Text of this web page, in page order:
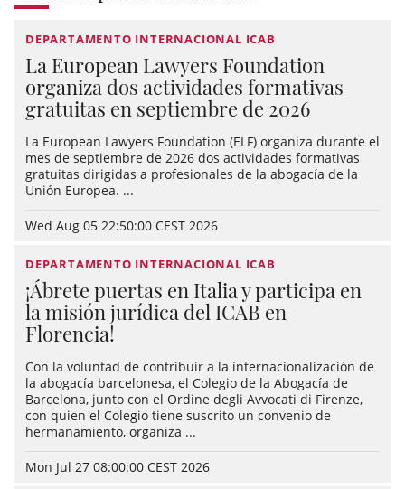
DEPARTAMENTO INTERNACIONAL ICAB
La European Lawyers Foundation
organiza dos actividades formativas
gratuitas en septiembre de 2026
La European Lawyers Foundation (ELF) organiza durante el
mes de septiembre de 2026 dos actividades formativas
gratuitas dirigidas a profesionales de la abogacía de la
Unión Europea. ...
Wed Aug 05 22:50:00 CEST 2026
DEPARTAMENTO INTERNACIONAL ICAB
¡Ábrete puertas en Italia y participa en
la misión jurídica del ICAB en
Florencia!
Con la voluntad de contribuir a la internacionalización de
la abogacía barcelonesa, el Colegio de la Abogacía de
Barcelona, junto con el Ordine degli Avvocati di Firenze,
con quien el Colegio tiene suscrito un convenio de
hermanamiento, organiza ...
Mon Jul 27 08:00:00 CEST 2026